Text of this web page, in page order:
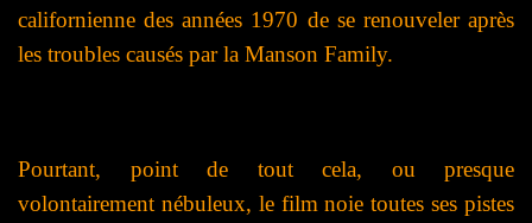
californienne des années 1970 de se renouveler après
les troubles causés par la Manson Family.
Pourtant, point de tout cela, ou presque
volontairement nébuleux, le film noie toutes ses pistes